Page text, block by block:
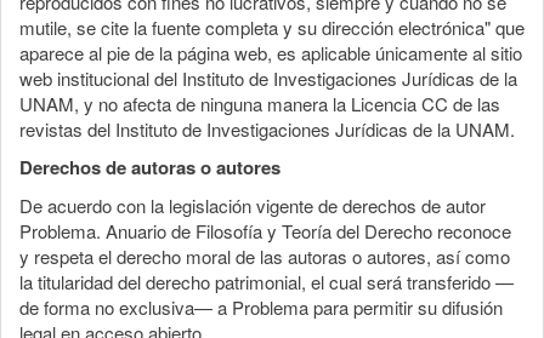
mutile, se cite la fuente completa y su dirección electrónica" que
aparece al pie de la página web, es aplicable únicamente al sitio
web institucional del Instituto de Investigaciones Jurídicas de la
UNAM, y no afecta de ninguna manera la Licencia CC de las
revistas del Instituto de Investigaciones Jurídicas de la UNAM.
Derechos de autoras o autores
De acuerdo con la legislación vigente de derechos de autor
Problema. Anuario de Filosofía y Teoría del Derecho reconoce
y respeta el derecho moral de las autoras o autores, así como
la titularidad del derecho patrimonial, el cual será transferido —
de forma no exclusiva— a Problema para permitir su difusión
legal en acceso abierto.